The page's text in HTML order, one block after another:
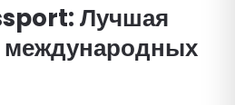
Лучшая